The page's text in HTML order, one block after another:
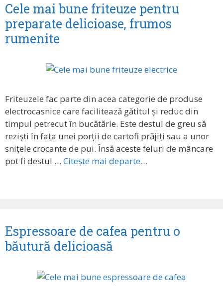
Cele mai bune friteuze pentru
preparate delicioase, frumos
rumenite
Friteuzele fac parte din acea categorie de produse
electrocasnice care facilitează gătitul și reduc din
timpul petrecut în bucătărie. Este destul de greu să
reziști în fața unei porții de cartofi prăjiți sau a unor
snițele crocante de pui. Însă aceste feluri de mâncare
pot fi destul … Citește mai departe…
Espressoare de cafea pentru o
băutură delicioasă